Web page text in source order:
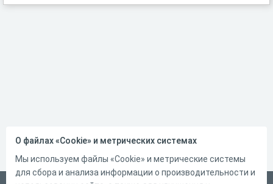
О файлах «Cookie» и метрических системах
Мы используем файлы «Cookie» и метрические системы
для сбора и анализа информации о производительности и